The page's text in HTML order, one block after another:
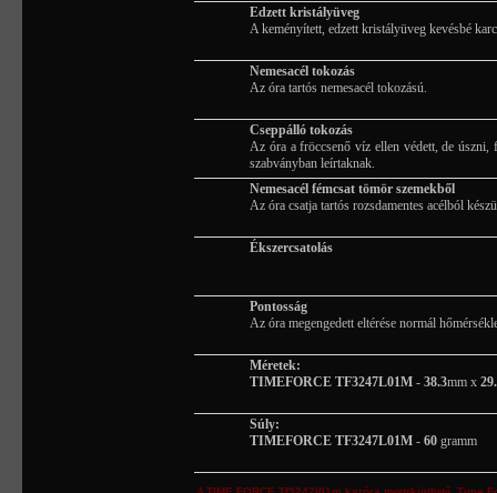
Edzett kristályüveg
A keményített, edzett kristályüveg kevésbé
Nemesacél tokozás
Az óra tartós nemesacél tokozású.
Cseppálló tokozás
Az óra a fröccsenő víz ellen védett, de
szabványban leírtaknak.
Nemesacél fémcsat tömör szemekből
Az óra csatja tartós rozsdamentes acélból
Ékszercsatolás
Pontosság
Az óra megengedett eltérése normál
Méretek:
TIMEFORCE TF3247L01M - 38.3mm x
Súly:
TIMEFORCE TF3247L01M - 60 gramm